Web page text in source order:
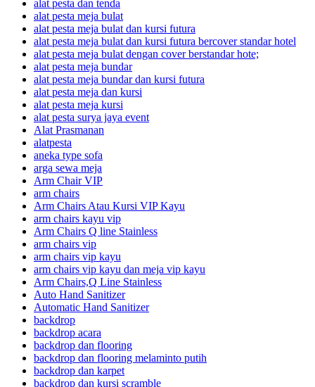
alat pesta dan tenda
alat pesta meja bulat
alat pesta meja bulat dan kursi futura
alat pesta meja bulat dan kursi futura bercover standar hotel
alat pesta meja bulat dengan cover berstandar hote;
alat pesta meja bundar
alat pesta meja bundar dan kursi futura
alat pesta meja dan kursi
alat pesta meja kursi
alat pesta surya jaya event
Alat Prasmanan
alatpesta
aneka type sofa
arga sewa meja
Arm Chair VIP
arm chairs
Arm Chairs Atau Kursi VIP Kayu
arm chairs kayu vip
Arm Chairs Q line Stainless
arm chairs vip
arm chairs vip kayu
arm chairs vip kayu dan meja vip kayu
Arm Chairs,Q Line Stainless
Auto Hand Sanitizer
Automatic Hand Sanitizer
backdrop
backdrop acara
backdrop dan flooring
backdrop dan flooring melaminto putih
backdrop dan karpet
backdrop dan kursi scramble